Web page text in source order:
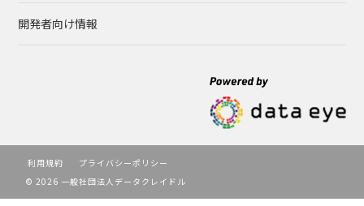
開発者向け情報
利用規約
プライバシーポリシー
© 2026 一般社団法人データクレイドル